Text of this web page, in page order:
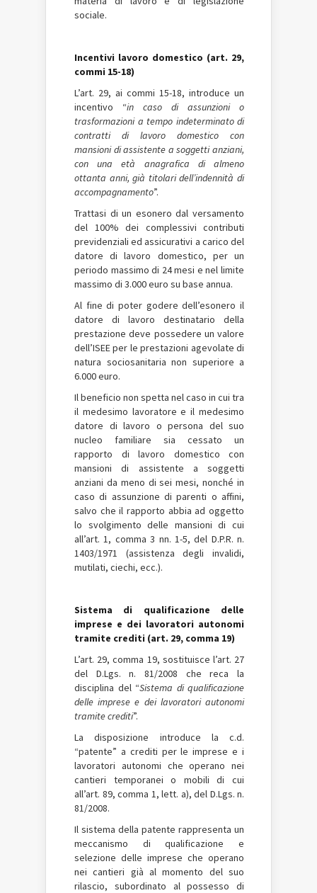
sociale.
Incentivi lavoro domestico (art. 29,
commi 15-18)
L’art. 29, ai commi 15-18, introduce un
incentivo “in caso di assunzioni o
trasformazioni a tempo indeterminato di
contratti di lavoro domestico con
mansioni di assistente a soggetti anziani,
con una età anagrafica di almeno
ottanta anni, già titolari dell’indennità di
accompagnamento”.
Trattasi di un esonero dal versamento
del 100% dei complessivi contributi
previdenziali ed assicurativi a carico del
datore di lavoro domestico, per un
periodo massimo di 24 mesi e nel limite
massimo di 3.000 euro su base annua.
Al fine di poter godere dell’esonero il
datore di lavoro destinatario della
prestazione deve possedere un valore
dell’ISEE per le prestazioni agevolate di
natura sociosanitaria non superiore a
6.000 euro.
Il beneficio non spetta nel caso in cui tra
il medesimo lavoratore e il medesimo
datore di lavoro o persona del suo
nucleo familiare sia cessato un
rapporto di lavoro domestico con
mansioni di assistente a soggetti
anziani da meno di sei mesi, nonché in
caso di assunzione di parenti o affini,
salvo che il rapporto abbia ad oggetto
lo svolgimento delle mansioni di cui
all’art. 1, comma 3 nn. 1-5, del D.P.R. n.
1403/1971 (assistenza degli invalidi,
mutilati, ciechi, ecc.).
Sistema di qualificazione delle
imprese e dei lavoratori autonomi
tramite crediti (art. 29, comma 19)
L’art. 29, comma 19, sostituisce l’art. 27
del D.Lgs. n. 81/2008 che reca la
disciplina del “Sistema di qualificazione
delle imprese e dei lavoratori autonomi
tramite crediti”.
La disposizione introduce la c.d.
“patente” a crediti per le imprese e i
lavoratori autonomi che operano nei
cantieri temporanei o mobili di cui
all’art. 89, comma 1, lett. a), del D.Lgs. n.
81/2008.
Il sistema della patente rappresenta un
meccanismo di qualificazione e
selezione delle imprese che operano
nei cantieri già al momento del suo
rilascio, subordinato al possesso di